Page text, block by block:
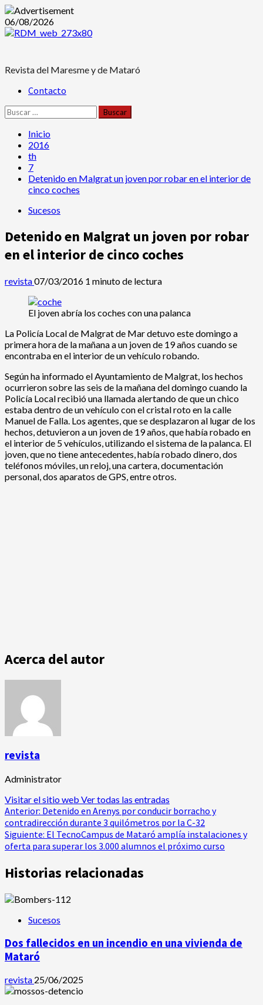
Saltar
al
06/08/2026
Revista del Maresme y de Mataró
Menú Contacto
Buscar:
Inicio
2016
th
7
Detenido en Malgrat un joven por robar en el interior de
cinco coches
Sucesos
Detenido en Malgrat un joven por robar
en el interior de cinco coches
revista07/03/2016 1 minuto de lectura
El joven abría los coches con una palanca
La Policía Local de Malgrat de Mar detuvo este domingo a
primera hora de la mañana a un joven de 19 años cuando se
encontraba en el interior de un vehículo robando.
Según ha informado el Ayuntamiento de Malgrat, los hechos
ocurrieron sobre las seis de la mañana del domingo cuando la
Policía Local recibió una llamada alertando de que un chico
estaba dentro de un vehículo con el cristal roto en la calle
Manuel de Falla. Los agentes, que se desplazaron al lugar de los
hechos, detuvieron a un joven de 19 años, que había robado en
el interior de 5 vehículos, utilizando el sistema de la palanca. El
joven, que no tiene antecedentes, había robado dinero, dos
teléfonos móviles, un reloj, una cartera, documentación
personal, dos aparatos de GPS, entre otros.
Acerca del autor
revista
Administrator
Visitar el sitio web Ver todas las entradas
Navegación
de
entradas
Anterior: Detenido en Arenys por conducir borracho y
contradirección durante 3 quilómetros por la C-32
Siguiente: El TecnoCampus de Mataró amplía instalaciones y
oferta para superar los 3.000 alumnos el próximo curso
Historias relacionadas
Sucesos
Dos fallecidos en un incendio en una vivienda de
Mataró
revista 25/06/2025